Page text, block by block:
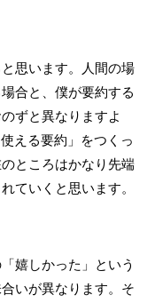
思います。人間の場
合と、僕が要約する
ずと異なりますよ
える要約」をつくっ
ところはかなり先端
ていくと思います。
嬉しかった」という
いが異なります。そ